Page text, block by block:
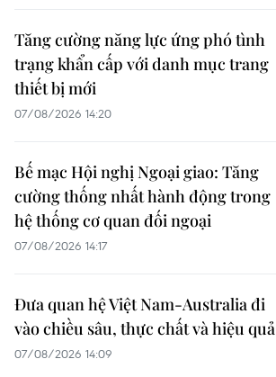
Tăng cường năng lực ứng phó tình
trạng khẩn cấp với danh mục trang
thiết bị mới
07/08/2026 14:20
Bế mạc Hội nghị Ngoại giao: Tăng
cường thống nhất hành động trong
hệ thống cơ quan đối ngoại
07/08/2026 14:17
Đưa quan hệ Việt Nam-Australia đi
vào chiều sâu, thực chất và hiệu quả
07/08/2026 14:09